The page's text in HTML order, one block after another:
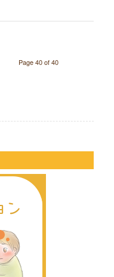
Page 40 of 40